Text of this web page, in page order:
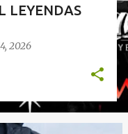
LEYENDAS
2026